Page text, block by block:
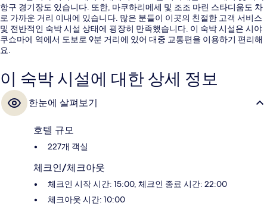
항구 경기장도 있습니다. 또한, 마쿠하리메세 및 조조 마린 스타디움도 차
로 가까운 거리 이내에 있습니다. 많은 분들이 이곳의 친절한 고객 서비스
및 전반적인 숙박 시설 상태에 굉장히 만족했습니다. 이 숙박 시설은 시야
쿠쇼마에 역에서 도보로 9분 거리에 있어 대중 교통편을 이용하기 편리해
요.
이 숙박 시설에 대한 상세 정보
한눈에 살펴보기
호텔 규모
227개 객실
체크인/체크아웃
체크인 시작 시간: 15:00, 체크인 종료 시간: 22:00
체크아웃 시간: 10:00